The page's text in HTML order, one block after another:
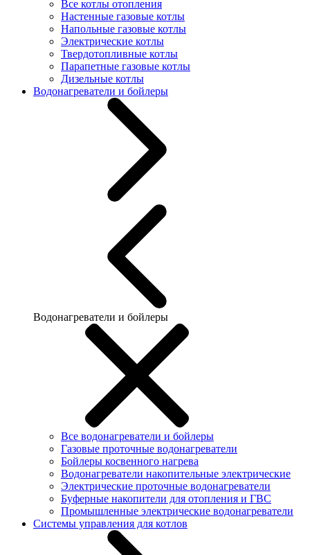
Все котлы отопления
Настенные газовые котлы
Напольные газовые котлы
Электрические котлы
Твердотопливные котлы
Парапетные газовые котлы
Дизельные котлы
Водонагреватели и бойлеры
Водонагреватели и бойлеры
Все водонагреватели и бойлеры
Газовые проточные водонагреватели
Бойлеры косвенного нагрева
Водонагреватели накопительные электрические
Электрические проточные водонагреватели
Буферные накопители для отопления и ГВС
Промышленные электрические водонагреватели
Системы управления для котлов